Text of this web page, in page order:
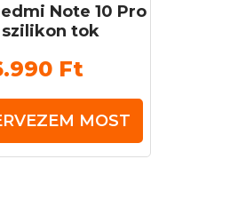
Note 10 Pro
szilikon tok
Ft
MOST